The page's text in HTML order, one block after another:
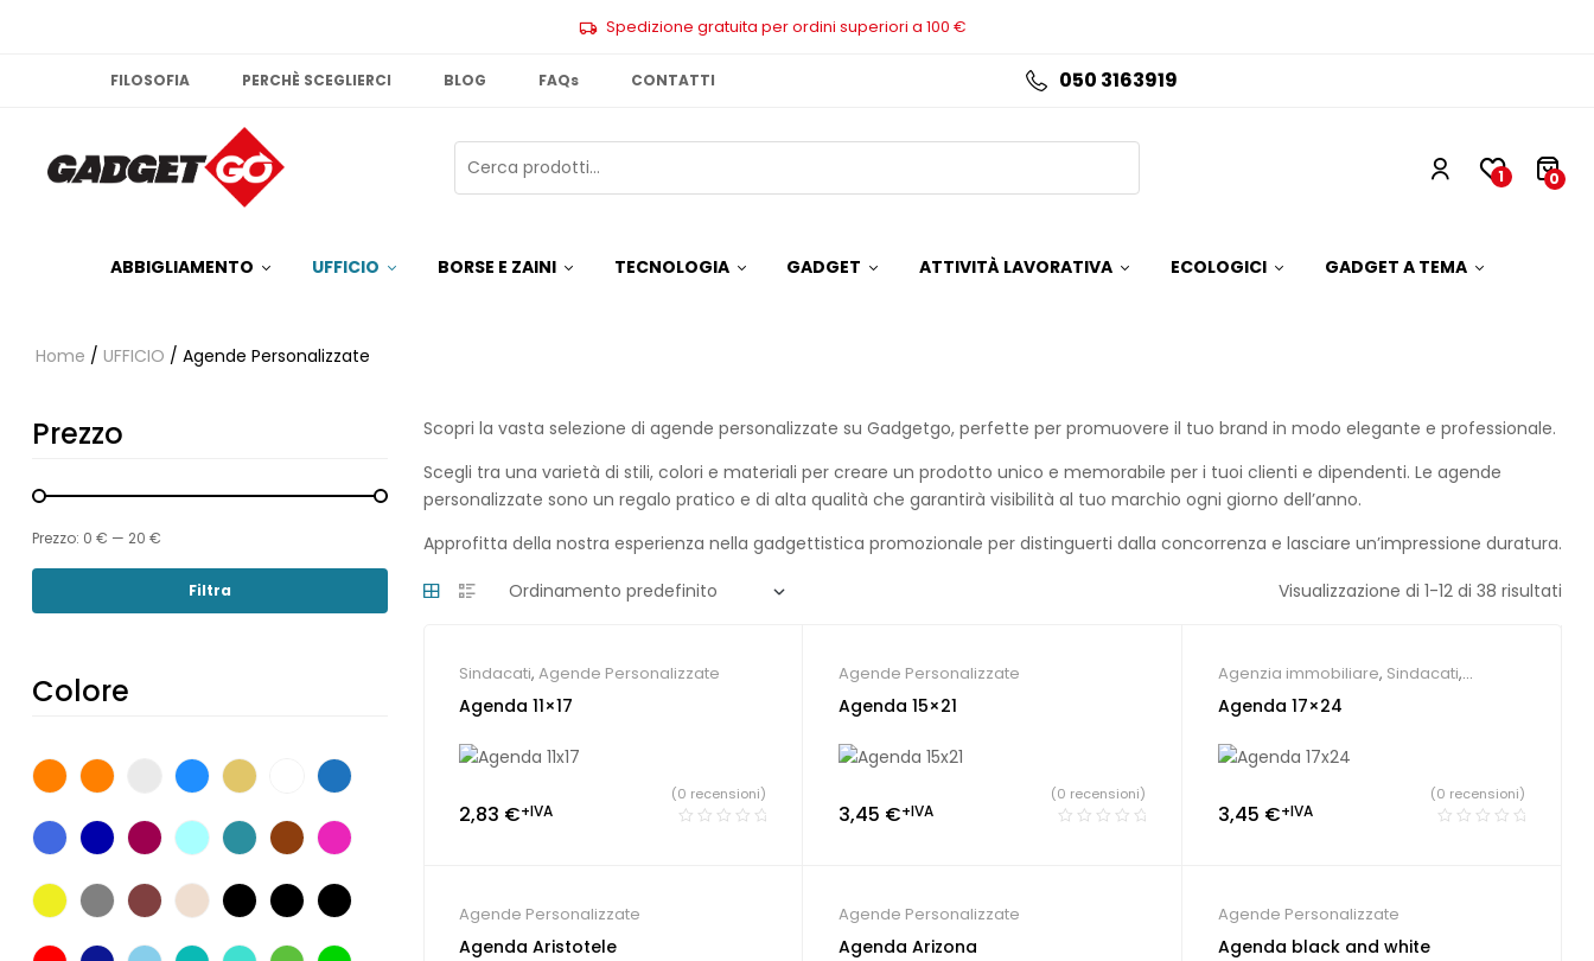
Spedizione gratuita per ordini superiori a 100 €
FILOSOFIA PERCHÈ SCEGLIERCI BLOG FAQs CONTATTI 050 3163919
1 0
ABBIGLIAMENTO UFFICIO BORSE E ZAINI TECNOLOGIA GADGET ATTIVITÀ LAVORATIVA ECOLOGICI GADGET A TEMA
Home / UFFICIO / Agende Personalizzate
Scopri la vasta selezione di agende personalizzate su Gadgetgo, perfette per promuovere il tuo brand in modo elegante e professionale.
Scegli tra una varietà di stili, colori e materiali per creare un prodotto unico e memorabile per i tuoi clienti e dipendenti. Le agende
personalizzate sono un regalo pratico e di alta qualità che garantirà visibilità al tuo marchio ogni giorno dell’anno.
Approfitta della nostra esperienza nella gadgettistica promozionale per distinguerti dalla concorrenza e lasciare un’impressione duratura.
Visualizzazione di 1-12 di 38 risultati
Sindacati, Agende Personalizzate
Agenda 11×17
2,83 €+IVA
(0 recensioni)
Agende Personalizzate
Agenda 15×21
3,45 €+IVA
(0 recensioni)
Agenzia immobiliare, Sindacati,
Agende Personalizzate
Agenda 17×24
3,45 €+IVA
(0 recensioni)
Agende Personalizzate
Agenda Aristotele
Agende Personalizzate
Agenda Arizona
Agende Personalizzate
Agenda black and white
Prezzo
Filtra
Prezzo: 0 € — 20 €
Colore